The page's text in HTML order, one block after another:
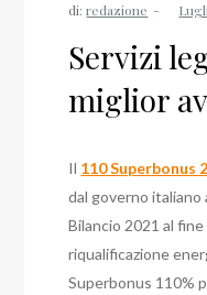
di:redazione
Servizi
miglior
Il 110 Superbonus
dal governo italiano
Bilancio 2021 al
riqualificazione
Superbonus 110%